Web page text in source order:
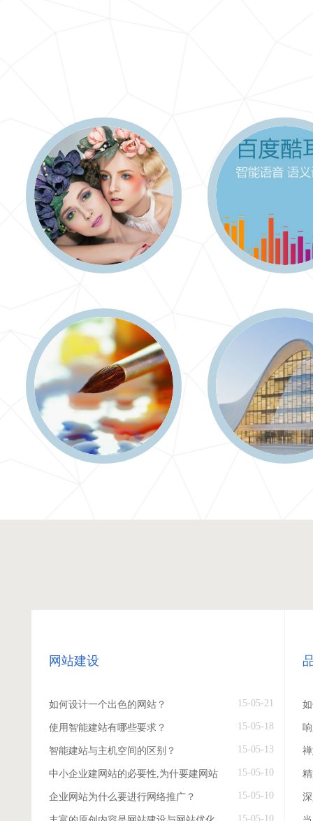
网站建设
如何设计一个出色的网站？ 15-05-21
使用智能建站有哪些要求？ 15-05-18
智能建站与主机空间的区别？ 15-05-13
中小企业建网站的必要性,为什要建网站 15-05-10
企业网站为什么要进行网络推广？ 15-05-10
15-05-10